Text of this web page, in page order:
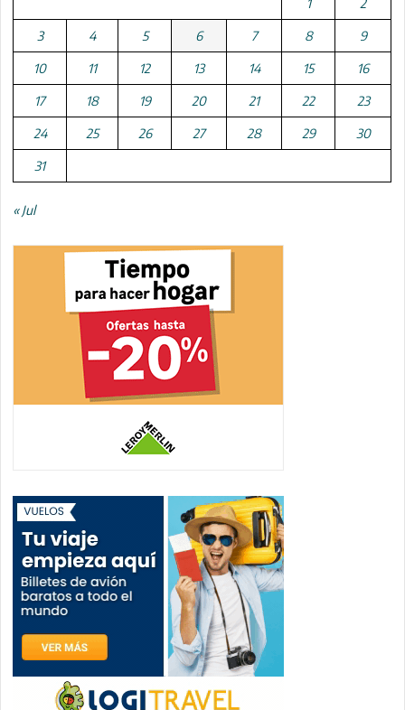
1 2
3 4 5 6 7 8 9
10 11 12 13 14 15 16
17 18 19 20 21 22 23
24 25 26 27 28 29 30
31
« Jul